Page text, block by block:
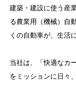
建築・建設に使う産
る農業用（機械）自
くの自動車が、生活
当社は、「快適なカ
をミッションに日々